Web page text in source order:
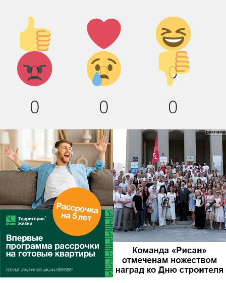
Палец
вверх!
0
Лайк!
0
Дикий
смех!
0
Агрессия!
0
Грусть :
(
0
Палец
вниз!
0